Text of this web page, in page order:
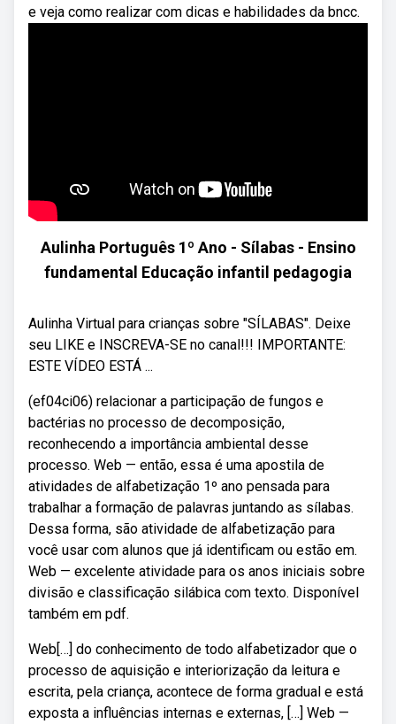
e veja como realizar com dicas e habilidades da bncc.
Aulinha Português 1º Ano - Sílabas - Ensino
fundamental Educação infantil pedagogia
Aulinha Virtual para crianças sobre "SÍLABAS". Deixe
seu LIKE e INSCREVA-SE no canal!!! IMPORTANTE:
ESTE VÍDEO ESTÁ ...
(ef04ci06) relacionar a participação de fungos e
bactérias no processo de decomposição,
reconhecendo a importância ambiental desse
processo. Web — então, essa é uma apostila de
atividades de alfabetização 1º ano pensada para
trabalhar a formação de palavras juntando as sílabas.
Dessa forma, são atividade de alfabetização para
você usar com alunos que já identificam ou estão em.
Web — excelente atividade para os anos iniciais sobre
divisão e classificação silábica com texto. Disponível
também em pdf.
Web[…] do conhecimento de todo alfabetizador que o
processo de aquisição e interiorização da leitura e
escrita, pela criança, acontece de forma gradual e está
exposta a influências internas e externas, […] Web —